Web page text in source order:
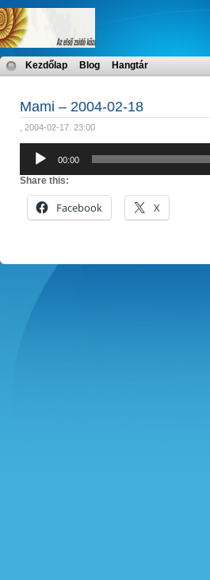
Kezdőlap Blog Hangtár
Mami – 2004-02-18
, 2004-02-17. 23:00
Audió
lejátszó
00:00
Share this:
Facebook X